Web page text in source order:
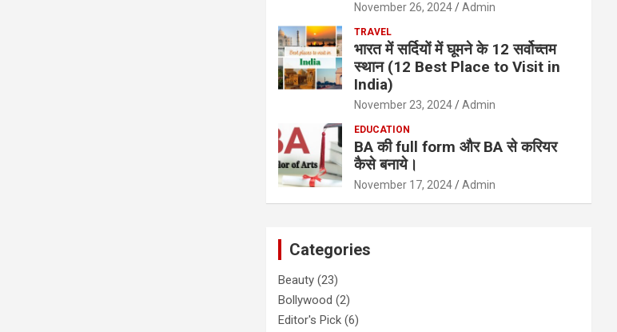
November 26, 2024 Admin
TRAVEL
भारत में सर्दियों में घूमने के 12 सर्वोच्तम
स्थान (12 Best Place to Visit in
India)
November 23, 2024 Admin
EDUCATION
BA की full form और BA से करियर
कैसे बनाये।
November 17, 2024 Admin
Categories
Beauty (23)
Bollywood (2)
Editor's Pick (6)